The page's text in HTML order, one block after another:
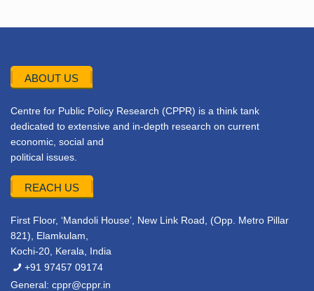
ABOUT US
Centre for Public Policy Research (CPPR) is a think tank
dedicated to extensive and in-depth research on current
economic, social and
political issues.
REACH US
First Floor, ‘Mandoli House’, New Link Road, (Opp. Metro Pillar
821), Elamkulam,
Kochi-20, Kerala, India
+91 97457 09174
General: cppr@cppr.in